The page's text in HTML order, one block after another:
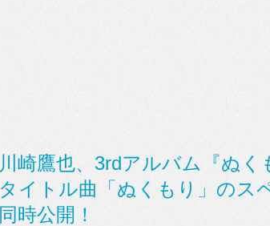
川崎鷹也、3rdアルバム『ぬく
タイトル曲「ぬくもり」のス
同時公開！